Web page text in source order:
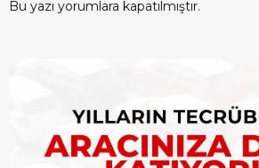
Bu yazı yorumlara kapatılmıştır.